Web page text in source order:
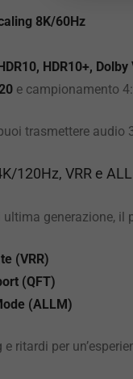
8K/60Hz
HDR10+,
e campionamento
trasmettere audio
120Hz, VRR e
generazione, il
(VRR)
(QFT)
(ALLM)
ritardi per